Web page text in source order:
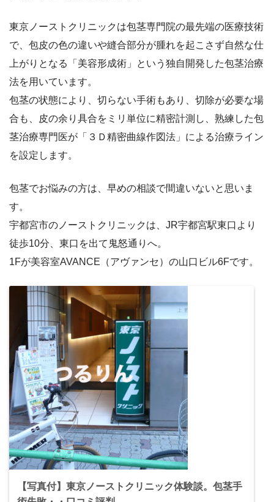
東京ノーストクリニックは包茎専門院の最先端の医療技術
で、包皮の色の違いや縫合部分が腫れを起こさず自然な仕
上がりとなる「美容形成術」という独自開発した包茎治療
法を用いています。
包茎の状態により、切らない手術もあり、切除が必要な場
合も、皮の余り具合をミリ単位に精密計測し、熟練した包
茎治療専門医が「３Ｄ精密曲線作図法」による治療ライン
を設定します。
包茎でお悩みの方は、早めの相談で間違いないと思いま
す。
宇都宮市のノーストクリニックは、JR宇都宮駅東口より
徒歩10分、東口を出て鬼怒通りへ。
1Fが美容室AVANCE（アヴァンセ）の山口ビル6Fです。
【写真付】東京ノーストクリニック体験談。包茎手